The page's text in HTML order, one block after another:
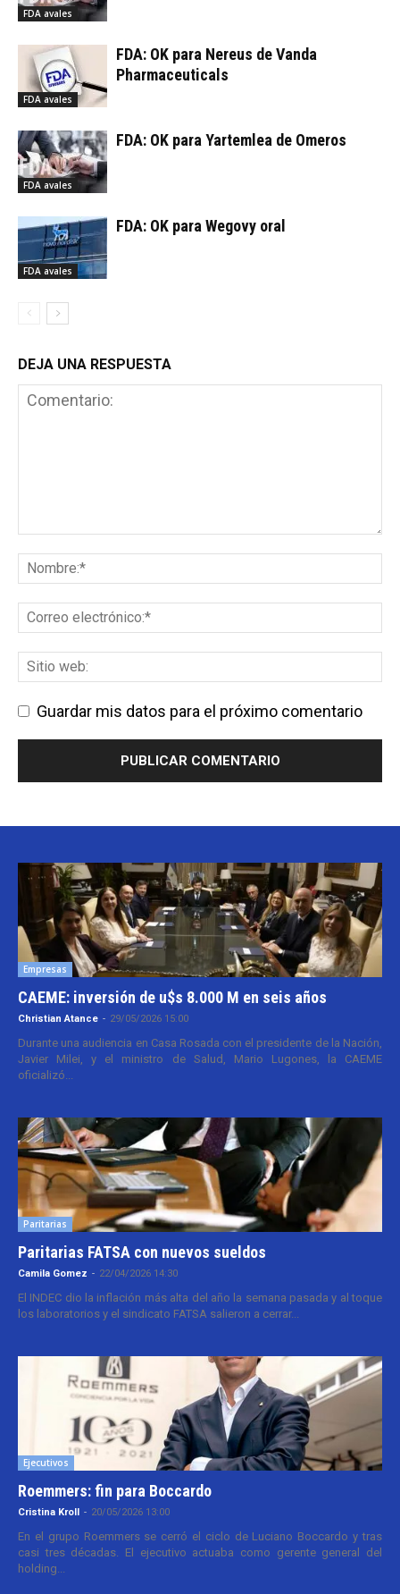
FDA avales
FDA avales
FDA: OK para Nereus de Vanda
Pharmaceuticals
FDA avales
FDA: OK para Yartemlea de Omeros
FDA avales
FDA: OK para Wegovy oral
DEJA UNA RESPUESTA
Guardar mis datos para el próximo comentario
Empresas
CAEME: inversión de u$s 8.000 M en seis años
Christian Atance - 29/05/2026 15:00
Durante una audiencia en Casa Rosada con el presidente de la Nación,
Javier Milei, y el ministro de Salud, Mario Lugones, la CAEME
oficializó...
Paritarias
Paritarias FATSA con nuevos sueldos
Camila Gomez - 22/04/2026 14:30
El INDEC dio la inflación más alta del año la semana pasada y al toque
los laboratorios y el sindicato FATSA salieron a cerrar...
Ejecutivos
Roemmers: fin para Boccardo
Cristina Kroll - 20/05/2026 13:00
En el grupo Roemmers se cerró el ciclo de Luciano Boccardo y tras
casi tres décadas. El ejecutivo actuaba como gerente general del
holding...